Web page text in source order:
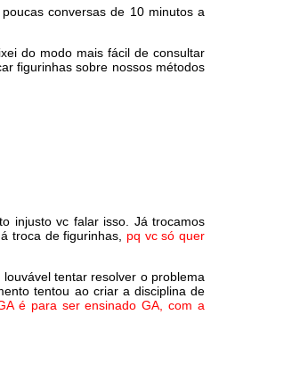
conversas de 10 minutos a
do modo mais fácil de consultar
figurinhas sobre nossos métodos
injusto vc falar isso. Já trocamos
troca de figurinhas, pq vc só quer
tentar resolver o problema
tentou ao criar a disciplina de
é para ser ensinado GA, com a